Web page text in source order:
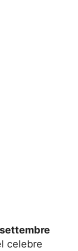
celebre